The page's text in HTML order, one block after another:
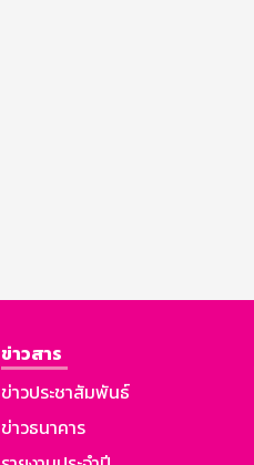
ข่าวสาร
ข่าวประชาสัมพันธ์
ข่าวธนาคาร